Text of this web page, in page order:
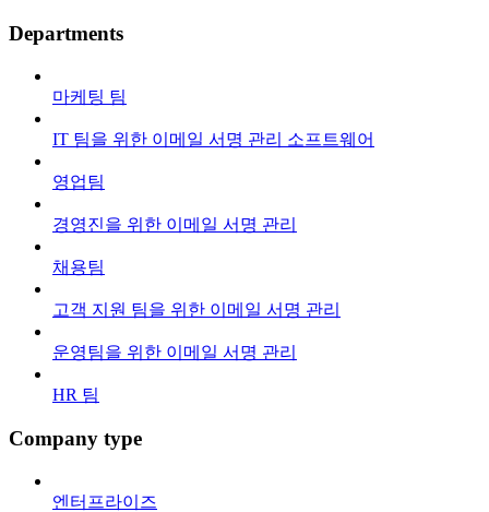
Departments
마케팅 팀
IT 팀을 위한 이메일 서명 관리 소프트웨어
영업팀
경영진을 위한 이메일 서명 관리
채용팀
고객 지원 팀을 위한 이메일 서명 관리
운영팀을 위한 이메일 서명 관리
HR 팀
Company type
엔터프라이즈